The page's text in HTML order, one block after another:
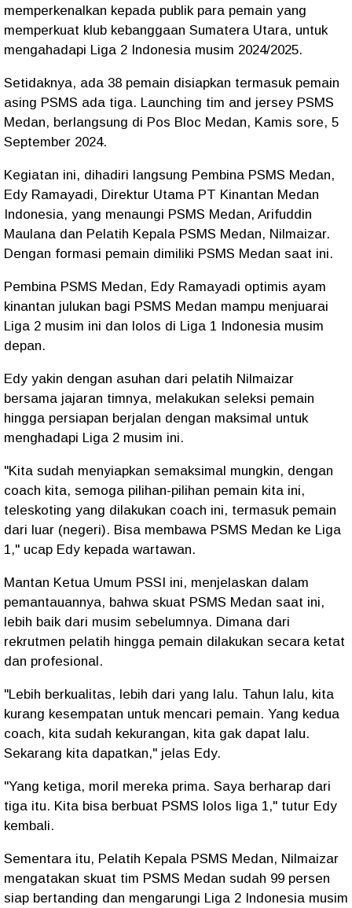
memperkenalkan kepada publik para pemain yang
memperkuat klub kebanggaan Sumatera Utara, untuk
mengahadapi Liga 2 Indonesia musim 2024/2025.
Setidaknya, ada 38 pemain disiapkan termasuk pemain
asing PSMS ada tiga. Launching tim and jersey PSMS
Medan, berlangsung di Pos Bloc Medan, Kamis sore, 5
September 2024.
Kegiatan ini, dihadiri langsung Pembina PSMS Medan,
Edy Ramayadi, Direktur Utama PT Kinantan Medan
Indonesia, yang menaungi PSMS Medan, Arifuddin
Maulana dan Pelatih Kepala PSMS Medan, Nilmaizar.
Dengan formasi pemain dimiliki PSMS Medan saat ini.
Pembina PSMS Medan, Edy Ramayadi optimis ayam
kinantan julukan bagi PSMS Medan mampu menjuarai
Liga 2 musim ini dan lolos di Liga 1 Indonesia musim
depan.
Edy yakin dengan asuhan dari pelatih Nilmaizar
bersama jajaran timnya, melakukan seleksi pemain
hingga persiapan berjalan dengan maksimal untuk
menghadapi Liga 2 musim ini.
"Kita sudah menyiapkan semaksimal mungkin, dengan
coach kita, semoga pilihan-pilihan pemain kita ini,
teleskoting yang dilakukan coach ini, termasuk pemain
dari luar (negeri). Bisa membawa PSMS Medan ke Liga
1," ucap Edy kepada wartawan.
Mantan Ketua Umum PSSI ini, menjelaskan dalam
pemantauannya, bahwa skuat PSMS Medan saat ini,
lebih baik dari musim sebelumnya. Dimana dari
rekrutmen pelatih hingga pemain dilakukan secara ketat
dan profesional.
"Lebih berkualitas, lebih dari yang lalu. Tahun lalu, kita
kurang kesempatan untuk mencari pemain. Yang kedua
coach, kita sudah kekurangan, kita gak dapat lalu.
Sekarang kita dapatkan," jelas Edy.
"Yang ketiga, moril mereka prima. Saya berharap dari
tiga itu. Kita bisa berbuat PSMS lolos liga 1," tutur Edy
kembali.
Sementara itu, Pelatih Kepala PSMS Medan, Nilmaizar
mengatakan skuat tim PSMS Medan sudah 99 persen
siap bertanding dan mengarungi Liga 2 Indonesia musim